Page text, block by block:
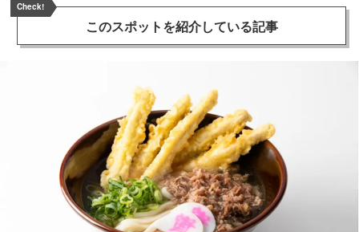
Check!
このスポットを紹介している記事